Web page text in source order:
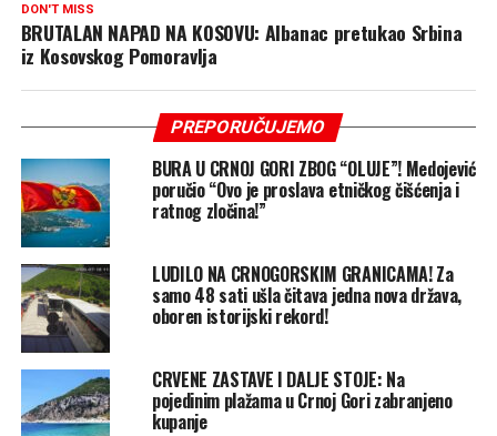
DON'T MISS
BRUTALAN NAPAD NA KOSOVU: Albanac pretukao Srbina
iz Kosovskog Pomoravlja
PREPORUČUJEMO
BURA U CRNOJ GORI ZBOG “OLUJE”! Medojević
poručio “Ovo je proslava etničkog čišćenja i
ratnog zločina!”
LUDILO NA CRNOGORSKIM GRANICAMA! Za
samo 48 sati ušla čitava jedna nova država,
oboren istorijski rekord!
CRVENE ZASTAVE I DALJE STOJE: Na
pojedinim plažama u Crnoj Gori zabranjeno
kupanje